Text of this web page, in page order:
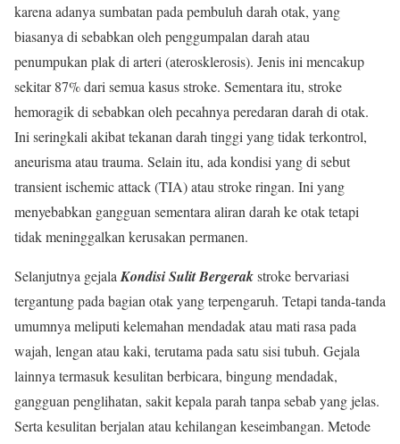
karena adanya sumbatan pada pembuluh darah otak, yang
biasanya di sebabkan oleh penggumpalan darah atau
penumpukan plak di arteri (aterosklerosis). Jenis ini mencakup
sekitar 87% dari semua kasus stroke. Sementara itu, stroke
hemoragik di sebabkan oleh pecahnya peredaran darah di otak.
Ini seringkali akibat tekanan darah tinggi yang tidak terkontrol,
aneurisma atau trauma. Selain itu, ada kondisi yang di sebut
transient ischemic attack (TIA) atau stroke ringan. Ini yang
menyebabkan gangguan sementara aliran darah ke otak tetapi
tidak meninggalkan kerusakan permanen.
Selanjutnya gejala Kondisi Sulit Bergerakstroke bervariasi
tergantung pada bagian otak yang terpengaruh. Tetapi tanda-tanda
umumnya meliputi kelemahan mendadak atau mati rasa pada
wajah, lengan atau kaki, terutama pada satu sisi tubuh. Gejala
lainnya termasuk kesulitan berbicara, bingung mendadak,
gangguan penglihatan, sakit kepala parah tanpa sebab yang jelas.
Serta kesulitan berjalan atau kehilangan keseimbangan. Metode